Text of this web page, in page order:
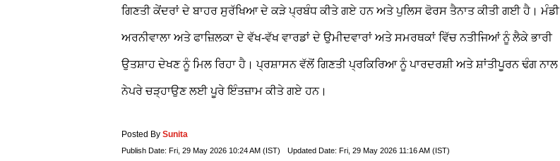
ਗਿਣਤੀ ਕੇਂਦਰਾਂ ਦੇ ਬਾਹਰ ਸੁਰੱਖਿਆ ਦੇ ਕੜੇ ਪ੍ਰਬੰਧ ਕੀਤੇ ਗਏ ਹਨ ਅਤੇ ਪੁਲਿਸ ਫੋਰਸ ਤੈਨਾਤ ਕੀਤੀ ਗਈ ਹੈ। ਮੰਡੀ
ਅਰਨੀਵਾਲਾ ਅਤੇ ਫਾਜ਼ਿਲਕਾ ਦੇ ਵੱਖ-ਵੱਖ ਵਾਰਡਾਂ ਦੇ ਉਮੀਦਵਾਰਾਂ ਅਤੇ ਸਮਰਥਕਾਂ ਵਿੱਚ ਨਤੀਜਿਆਂ ਨੂੰ ਲੈਕੇ ਭਾਰੀ
ਉਤਸ਼ਾਹ ਦੇਖਣ ਨੂੰ ਮਿਲ ਰਿਹਾ ਹੈ। ਪ੍ਰਸ਼ਾਸਨ ਵੱਲੋਂ ਗਿਣਤੀ ਪ੍ਰਕਿਰਿਆ ਨੂੰ ਪਾਰਦਰਸ਼ੀ ਅਤੇ ਸ਼ਾਂਤੀਪੂਰਨ ਢੰਗ ਨਾਲ
ਨੇਪਰੇ ਚੜ੍ਹਾਉਣ ਲਈ ਪੂਰੇ ਇੰਤਜ਼ਾਮ ਕੀਤੇ ਗਏ ਹਨ।
Posted By Sunita
Publish Date: Fri, 29 May 2026 10:24 AM (IST) Updated Date: Fri, 29 May 2026 11:16 AM (IST)